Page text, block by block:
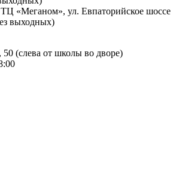
«Меганом», ул. Евпаторийское шоссе
выходных)
(слева от школы во дворе)